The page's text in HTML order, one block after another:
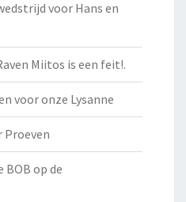
voor Hans en
Miitos is een feit!.
voor onze Lysanne
Proeven
BOB op de